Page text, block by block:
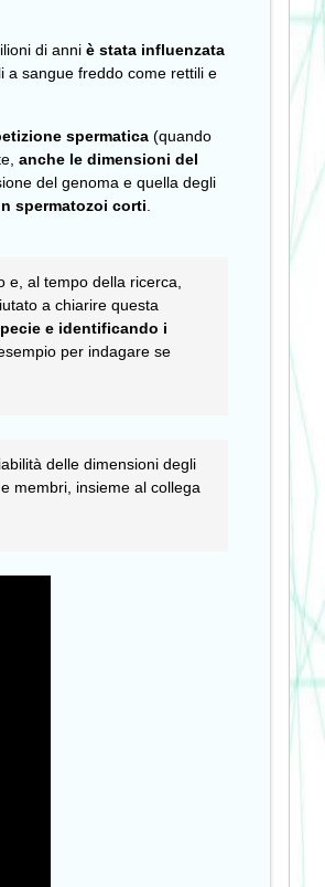
di anni è stata influenzata
a sangue freddo come rettili e
spermatica (quando
anche le dimensioni del
del genoma e quella degli
spermatozoi corti
e, al tempo della ricerca,
a chiarire questa
e identificando i
per indagare se
delle dimensioni degli
membri, insieme al collega